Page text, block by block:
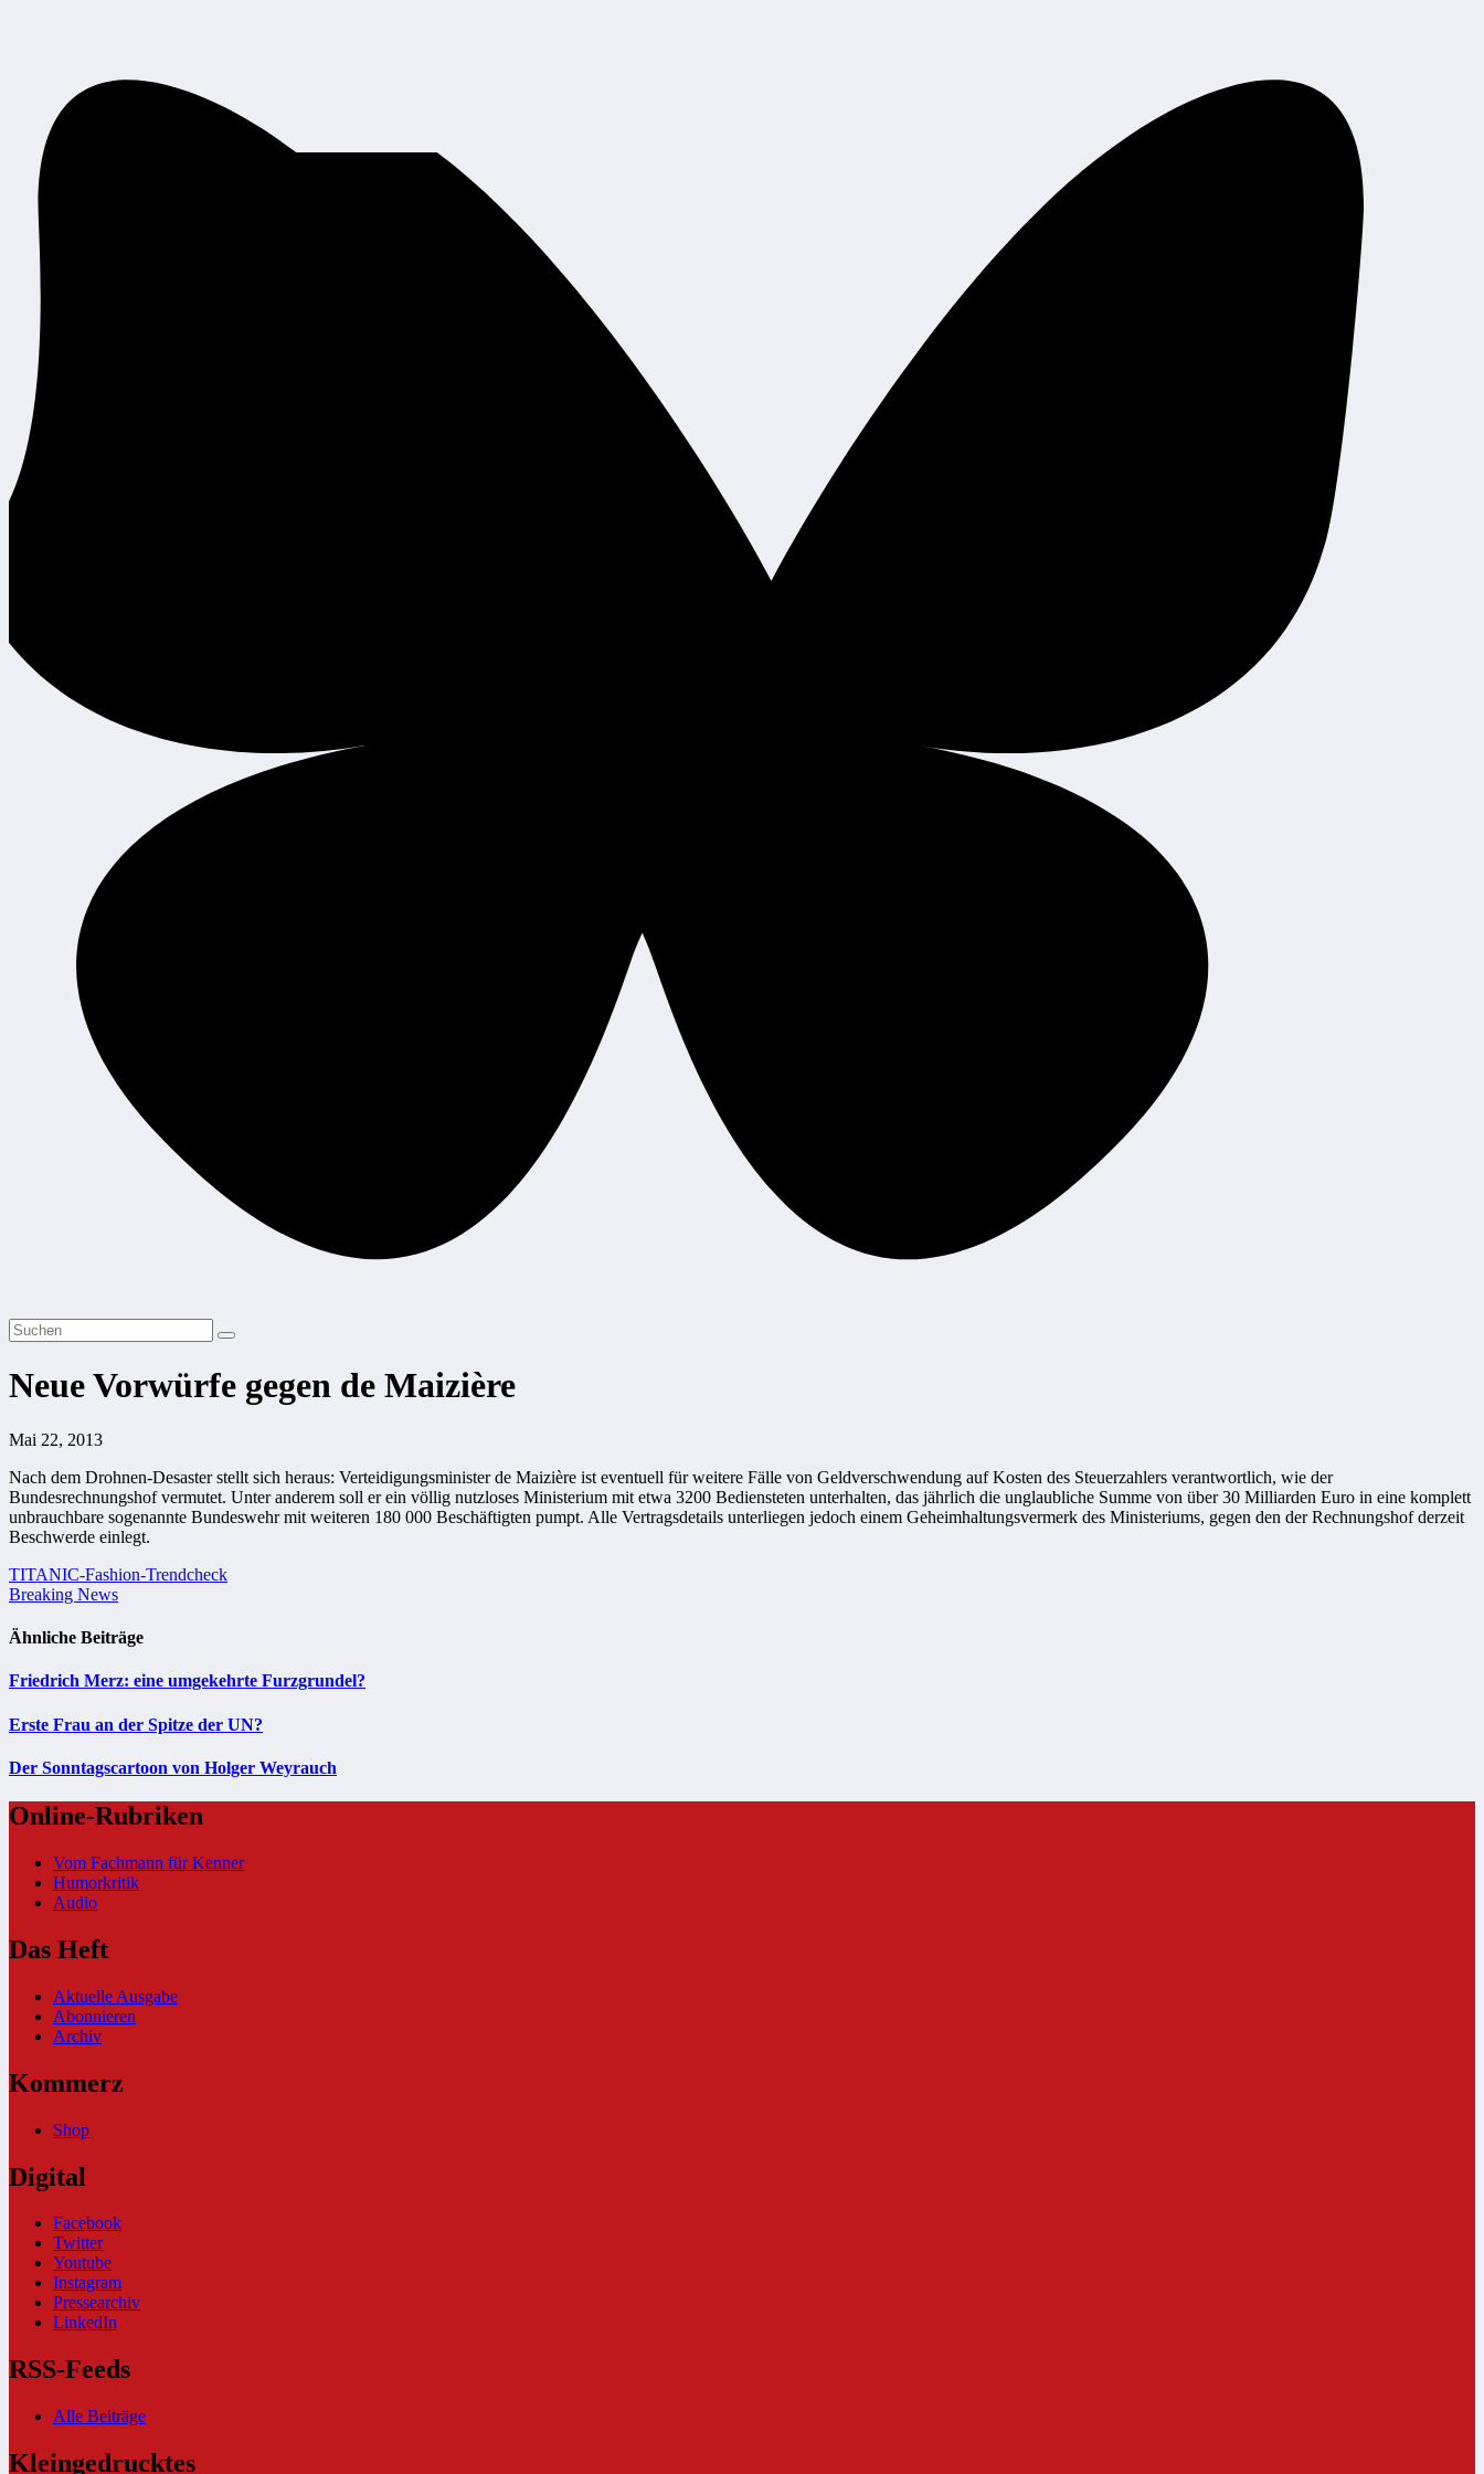
Neue Vorwürfe gegen de Maizière
Mai 22, 2013
Nach dem Drohnen-Desaster stellt sich heraus: Verteidigungsminister de Maizière ist eventuell für weitere Fälle von Geldverschwendung auf Kosten des Steuerzahlers verantwortlich, wie der
Bundesrechnungshof vermutet. Unter anderem soll er ein völlig nutzloses Ministerium mit etwa 3200 Bediensteten unterhalten, das jährlich die unglaubliche Summe von über 30 Milliarden Euro in eine komplett
unbrauchbare sogenannte Bundeswehr mit weiteren 180 000 Beschäftigten pumpt. Alle Vertragsdetails unterliegen jedoch einem Geheimhaltungsvermerk des Ministeriums, gegen den der Rechnungshof derzeit
Beschwerde einlegt.
Beitragsnavigation
TITANIC-Fashion-Trendcheck
Breaking News
Ähnliche Beiträge
Friedrich Merz: eine umgekehrte Furzgrundel?
Erste Frau an der Spitze der UN?
Der Sonntagscartoon von Holger Weyrauch
Online-Rubriken
Vom Fachmann für Kenner
Humorkritik
Audio
Das Heft
Aktuelle Ausgabe
Abonnieren
Archiv
Kommerz
Shop
Digital
Facebook
Twitter
Youtube
Instagram
Pressearchiv
LinkedIn
RSS-Feeds
Alle Beiträge
Kleingedrucktes